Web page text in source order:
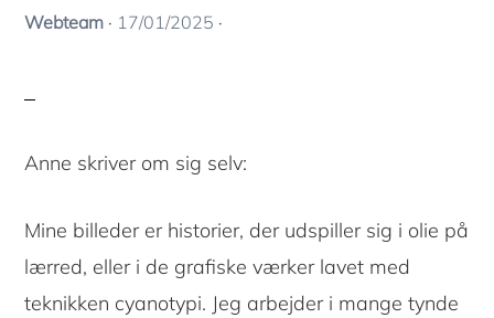
Webteam · 17/01/2025 ·
Anne skriver om sig selv:
Mine billeder er historier, der udspiller sig i olie på
lærred, eller i de grafiske værker lavet med
teknikken cyanotypi. Jeg arbejder i mange tynde